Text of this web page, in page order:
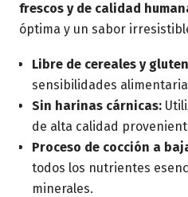
frescos y de calidad
óptima y un sabor
Libre de cereales y
sensibilidades
Sin harinas cárnicas:
de alta calidad
Proceso de cocción a
todos los nutrientes
minerales.